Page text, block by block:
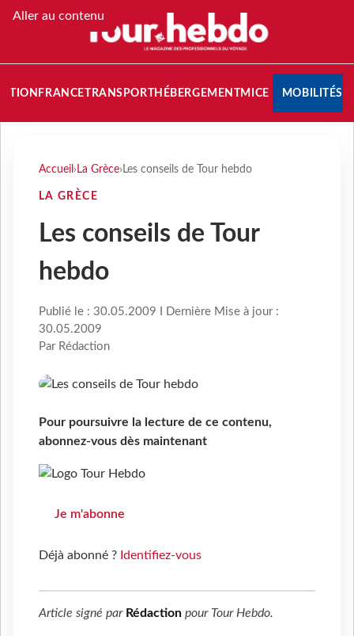
Aller au contenu
FRANCETRANSPORT HÉBERGEMENTMICE MOBILITÉS
Accueil › La Grèce› Les conseils de Tour hebdo
LA GRÈCE
Les conseils de Tour
hebdo
Publié le : 30.05.2009 I Dernière Mise à jour :
30.05.2009
Par Rédaction
Pour poursuivre la lecture de ce contenu,
abonnez-vous dès maintenant
Je m'abonne
Déjà abonné ? Identifiez-vous
Article signé par Rédaction pour Tour Hebdo.